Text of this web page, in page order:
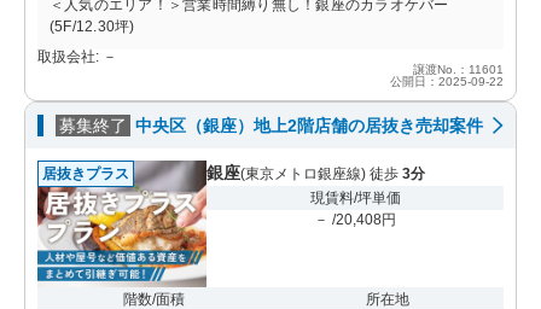
＜人気のエリア！＞営業時間縛り無し！銀座のカラオケバー
(5F/12.30坪)
取扱会社: －
譲渡No.：11601
公開日：2025-09-22
募集終了 中央区（銀座）地上2階店舗の居抜き売却案件
居抜きプラス 銀座(東京メトロ銀座線) 徒歩 3分
現賃料/坪単価
－ /20,408円
階数/面積
所在地